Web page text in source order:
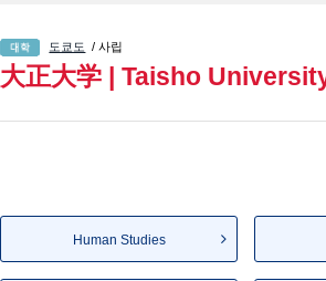
도쿄도 / 사립
大正大学 | Taisho
Human Studies